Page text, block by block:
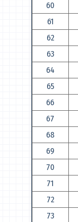
60
61
62
63
64
65
66
67
68
69
70
71
72
73